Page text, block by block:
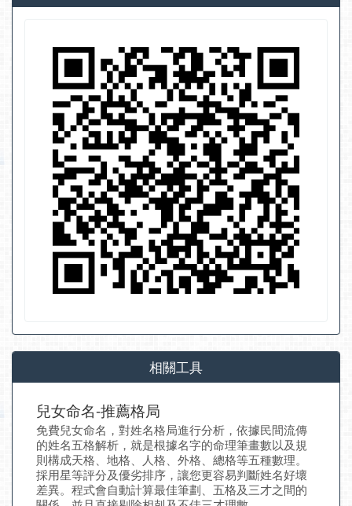
相關工具
兒女命名-推薦格局
免費兒女命名，對姓名格局進行分析，依據民間流傳
的姓名五格解析，就是根據名字的命理筆畫數以及規
則構成天格、地格、人格、外格、總格等五種數理。
採用星等評分及優劣排序，讓您更容易判斷姓名好壞
差異。程式會自動計算最佳筆劃、五格及三才之間的